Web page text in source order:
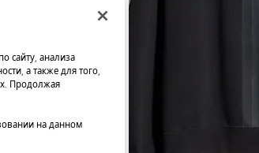
сайту, анализа
а также для того,
Продолжая
на данном